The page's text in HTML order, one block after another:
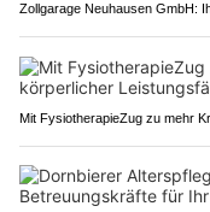
Zollgarage Neuhausen GmbH:
Mit FysiotherapieZug zu mehr